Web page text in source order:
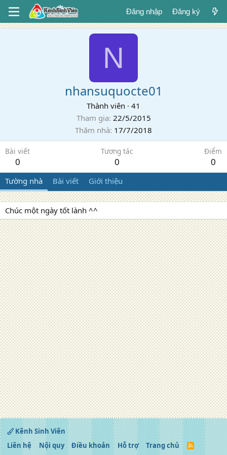
Đăng nhập Đăng ký
N
nhansuquocte01
Thành viên · 41
Tham gia 22/5/2015
Thăm nhà 17/7/2018
Bài viết
0
Tương tác
0
Điểm
0
Tường nhà Bài viết Giới thiệu
Chúc một ngày tốt lành ^^
Kênh Sinh Viên
Liên hệ
Nội quy Điều khoản Hỗ trợ Trang chủ
R